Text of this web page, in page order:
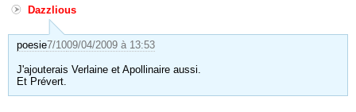
Dazzlious
poesie7/1009/04/2009 à 13:53
J'ajouterais Verlaine et Apollinaire aussi.
Et Prévert.